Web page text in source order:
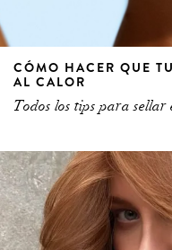
CÓMO HACER QUE
AL CALOR
Todos los tips para sellar